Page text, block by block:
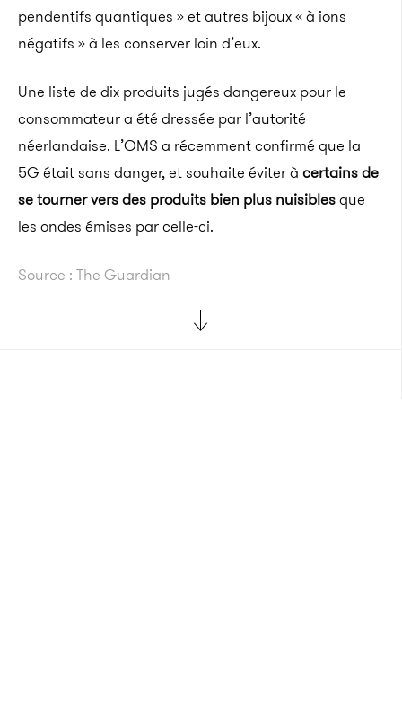
pendentifs quantiques » et autres bijoux « à ions
négatifs » à les conserver loin d’eux.
Une liste de dix produits jugés dangereux pour le
consommateur a été dressée par l’autorité
néerlandaise. L’OMS a récemment confirmé que la
5Gétait sans danger, et souhaite éviter à certains de
se tourner vers des produits bien plus nuisiblesque
les ondes émises par celle-ci.
Source : The Guardian